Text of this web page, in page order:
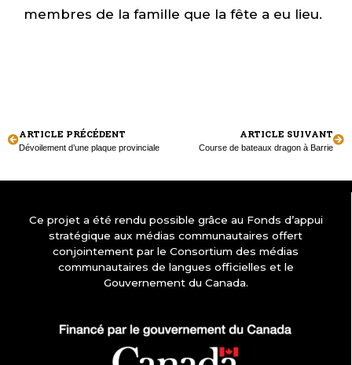
membres de la famille que la fête a eu lieu.
ARTICLE PRÉCÉDENT
Dévoilement d’une plaque provinciale
ARTICLE SUIVANT
Course de bateaux dragon à Barrie
Ce projet a été rendu possible grâce au Fonds d’appui
stratégique aux médias communautaires offert
conjointement par le Consortium des médias
communautaires de langues officielles et le
Gouvernement du Canada.